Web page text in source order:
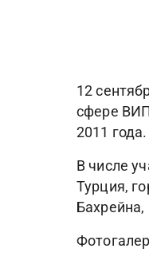
12
сфере
2011 года.
В числе
Турция,